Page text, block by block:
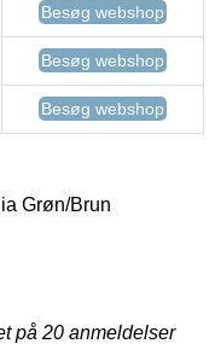
Besøg webshop
Besøg webshop
Besøg webshop
Grøn/Brun
på 20 anmeldelser